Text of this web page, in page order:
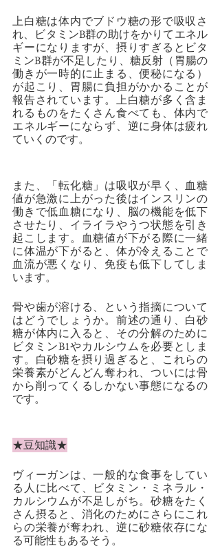
上白糖は体内でブドウ糖の形で吸収さ
れ、ビタミンB群の助けをかりてエネル
ギーになりますが、摂りすぎるとビタ
ミンB群が不足したり、糖反射（胃腸の
働きが一時的に止まる、便秘になる）
が起こり、胃腸に負担がかかることが
報告されています。上白糖が多く含ま
れるものをたくさん食べても、体内で
エネルギーにならず、逆に身体は疲れ
ていくのです。
また、「転化糖」は吸収が早く、血糖
値が急激に上がった後はインスリンの
働きで低血糖になり、脳の機能を低下
させたり、イライラやうつ状態を引き
起こします。血糖値が下がる際に一緒
に体温が下がると、体が冷えることで
血流が悪くなり、免疫も低下してしま
います。
骨や歯が溶ける、という指摘について
はどうでしょうか。前述の通り、白砂
糖が体内に入ると、その分解のために
ビタミンB1やカルシウムを必要としま
す。白砂糖を摂り過ぎると、これらの
栄養素がどんどん奪われ、ついには骨
から削ってくるしかない事態になるの
です。
★豆知識★
ヴィーガンは、一般的な食事をしてい
る人に比べて、ビタミン・ミネラル・
カルシウムが不足しがち。砂糖をたく
さん摂ると、消化のためにさらにこれ
らの栄養が奪われ、逆に砂糖依存にな
る可能性もあるそう。